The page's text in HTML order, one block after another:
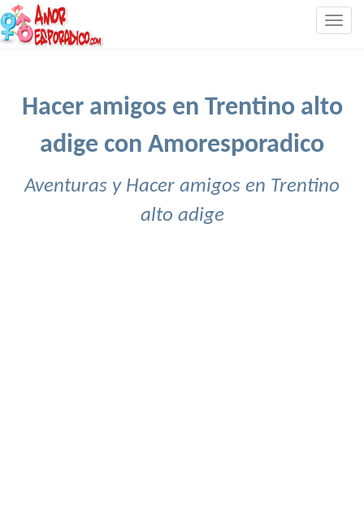
Hacer amigos en Trentino alto
adige con Amoresporadico
Aventuras y Hacer amigos en Trentino
alto adige